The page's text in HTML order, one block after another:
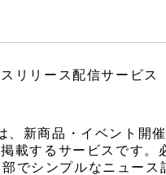
リリース配信サービス「
、新商品・イベント開
載するサービスです。
でシンプルなニュース